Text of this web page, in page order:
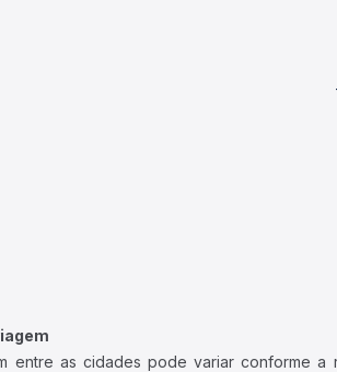
entre as cidades pode variar conforme